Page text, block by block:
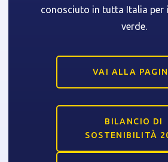
conosciuto in tutta Italia per
verde.
VAI ALLA
BILANCIO DI
SOSTENIBILITÀ